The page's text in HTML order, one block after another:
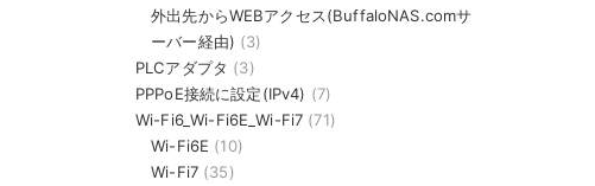
外出先からWEBアクセス(BuffaloNAS.comサ
ーバー経由) (3)
PLCアダプタ (3)
PPPoE接続に設定(IPv4) (7)
Wi-Fi6_Wi-Fi6E_Wi-Fi7 (71)
Wi-Fi6E (10)
Wi-Fi7 (35)